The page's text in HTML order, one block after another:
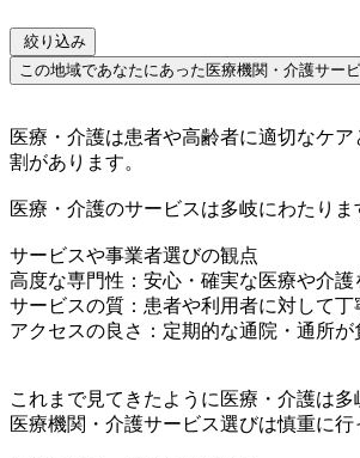
絞り込み
この地域であなたにあった医療機関・介護サー
医療・介護は患者や高齢者に適切なケ
割があります。
医療・介護のサービスは多岐にわたり
サービスや事業者選びの観点
高度な専門性：安心・確実な医療や介
サービスの質：患者や利用者に対して
アクセスの良さ：定期的な通院・通所
これまで見てきたように医療・介護は
医療機関・介護サービス選びは慎重に